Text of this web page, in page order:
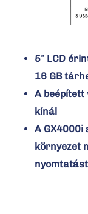
5″ LCD
16 GB
A
kínál
A GX4000i
környezet